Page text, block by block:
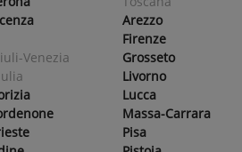
Venezia
Arezzo
Firenze
Grosseto
Livorno
Lucca
Massa-Carrara
Pisa